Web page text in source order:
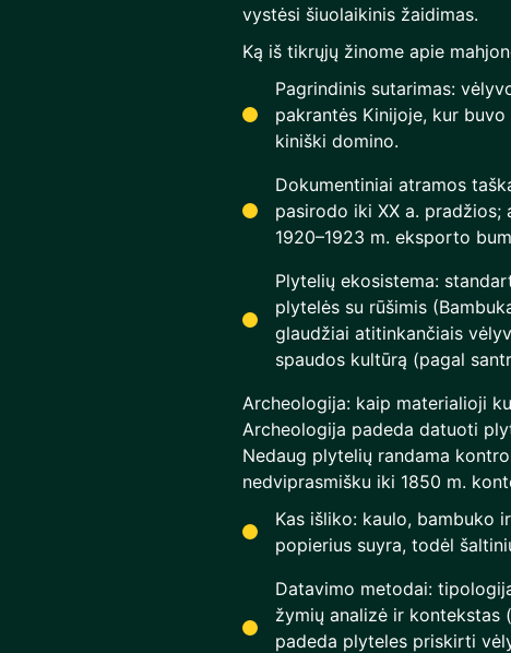
vystėsi šiuolaikinis žaidimas.
Ką iš tikrųjų žinome apie
Pagrindinis sutarimas:
pakrantės Kinijoje, kur
kiniški domino.
Dokumentiniai atramos
pasirodo iki XX a. pradžios;
1920–1923 m. eksporto
Plytelių ekosistema:
plytelės su rūšimis
glaudžiai atitinkančiais
spaudos kultūrą (pagal
Archeologija: kaip materialioji
Archeologija padeda datuoti
Nedaug plytelių randama
nedviprasmišku iki 1850 m.
Kas išliko: kaulo, bambuko
popierius suyra, todėl
Datavimo metodai:
žymių analizė ir kontekstas
padeda plyteles priskirti